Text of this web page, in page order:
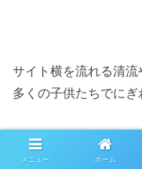
サイト横を流れる清流
多くの子供たちでにぎ
メニュー ホーム